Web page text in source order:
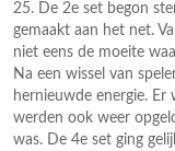
25. De 2e set begon
gemaakt aan het net.
niet eens de moeite
Na een wissel van
hernieuwde energie.
werden ook weer
was. De 4e set ging